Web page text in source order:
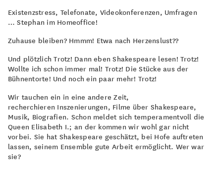
Existenzstress, Telefonate, Videokonferenzen, Umfragen
… Stephan im Homeoffice!
Zuhause bleiben? Hmmm! Etwa nach Herzenslust??
Und plötzlich Trotz! Dann eben Shakespeare lesen! Trotz!
Wollte ich schon immer mal! Trotz! Die Stücke aus der
Bühnentorte! Und noch ein paar mehr! Trotz!
Wir tauchen ein in eine andere Zeit,
recherchieren Inszenierungen, Filme über Shakespeare,
Musik, Biografien. Schon meldet sich temperamentvoll die
Queen Elisabeth I.; an der kommen wir wohl gar nicht
vorbei. Sie hat Shakespeare geschätzt, bei Hofe auftreten
lassen, seinem Ensemble gute Arbeit ermöglicht. Wer war
sie?